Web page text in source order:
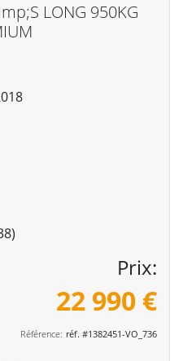
LONG 950KG
Prix:
22 990 €
Référence: réf. #1382451-VO_736